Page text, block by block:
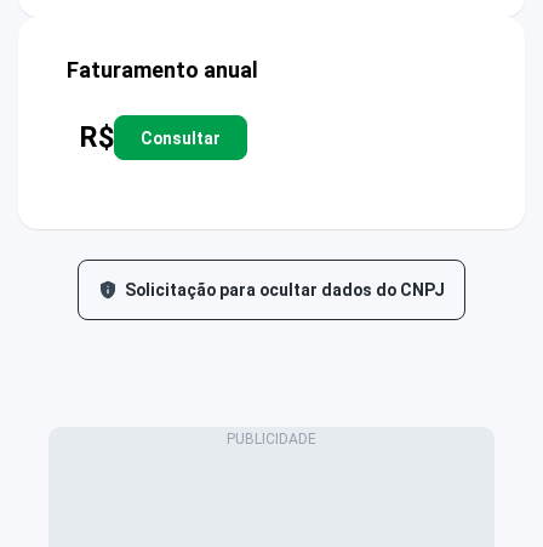
Faturamento anual
R$ Consultar
Solicitação para ocultar dados do CNPJ